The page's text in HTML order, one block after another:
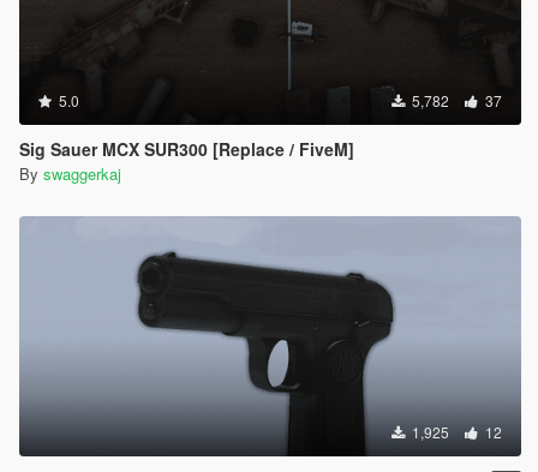
5.0 5,782 37
Sig Sauer MCX SUR300 [Replace / FiveM]
By swaggerkaj
1,925 12